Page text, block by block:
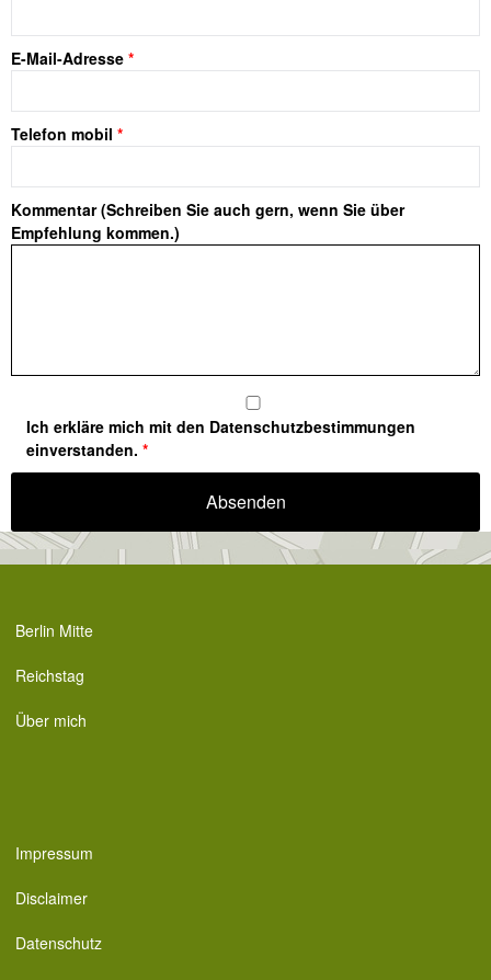
E-Mail-Adresse *
Telefon mobil *
Kommentar (Schreiben Sie auch gern, wenn Sie über
Empfehlung kommen.)
Ich erkläre mich mit den Datenschutzbestimmungen
einverstanden. *
Berlin Mitte
Reichstag
Über mich
Impressum
Disclaimer
Datenschutz